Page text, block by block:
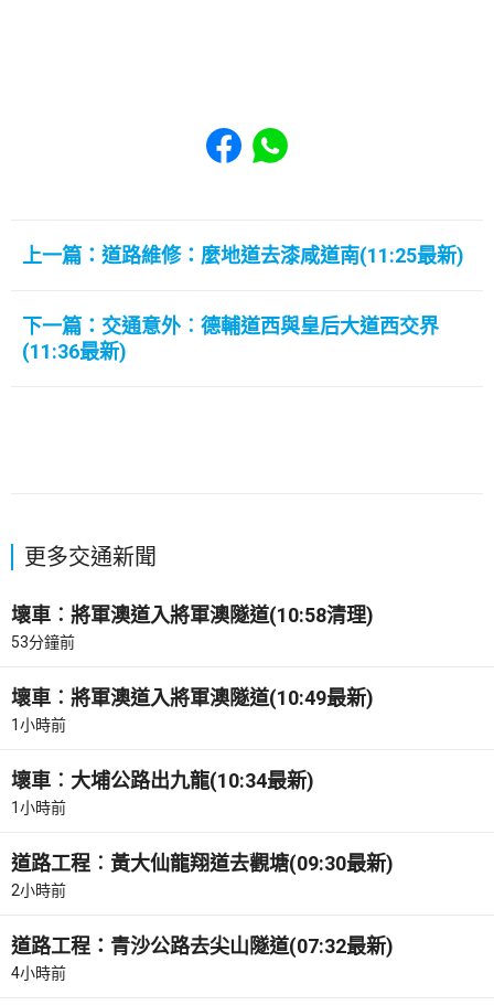
Share to Facebook
Share to WhatsApp
上一篇：道路維修：麼地道去漆咸道南(11:25最新)
下一篇：交通意外︰德輔道西與皇后大道西交界
(11:36最新)
更多交通新聞
壞車︰將軍澳道入將軍澳隧道(10:58清理)
53分鐘前
壞車︰將軍澳道入將軍澳隧道(10:49最新)
1小時前
壞車︰大埔公路出九龍(10:34最新)
1小時前
道路工程︰黃大仙龍翔道去觀塘(09:30最新)
2小時前
道路工程：青沙公路去尖山隧道(07:32最新)
4小時前